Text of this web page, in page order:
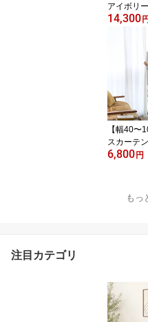
アイボリ
レー ホワ
0cm オー
00% 日本
ラル 無地
14,300
【幅40〜
スカーテ
ー UVカッ
6,800円
もっ
注目カテゴリ